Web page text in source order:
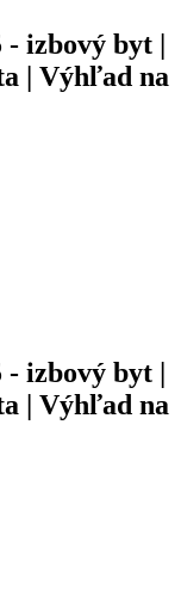
izbový byt |
| Výhľad na
izbový byt |
| Výhľad na